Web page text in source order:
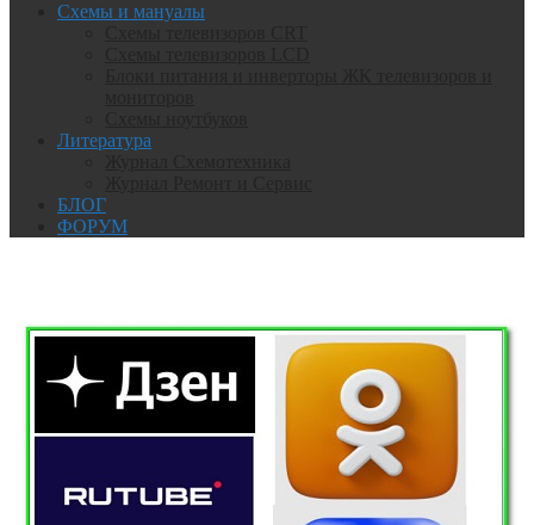
Схемы и мануалы
Литература
БЛОГ
ФОРУМ